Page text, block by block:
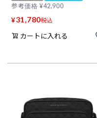
参考価格 ¥42,900
¥31,780税込
カートに入れる